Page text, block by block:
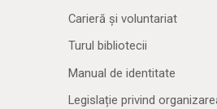
Carieră și voluntariat
Turul bibliotecii
Manual de identitate
Legislație privind